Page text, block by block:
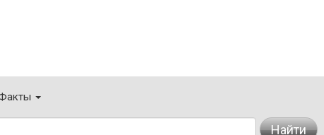
Найти